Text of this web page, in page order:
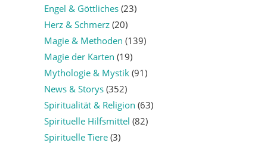
Engel & Göttliches(23)
Herz & Schmerz(20)
Magie & Methoden (139)
Magie der Karten (19)
Mythologie & Mystik(91)
News & Storys(352)
Spiritualität & Religion (63)
Spirituelle Hilfsmittel (82)
Spirituelle Tiere(3)